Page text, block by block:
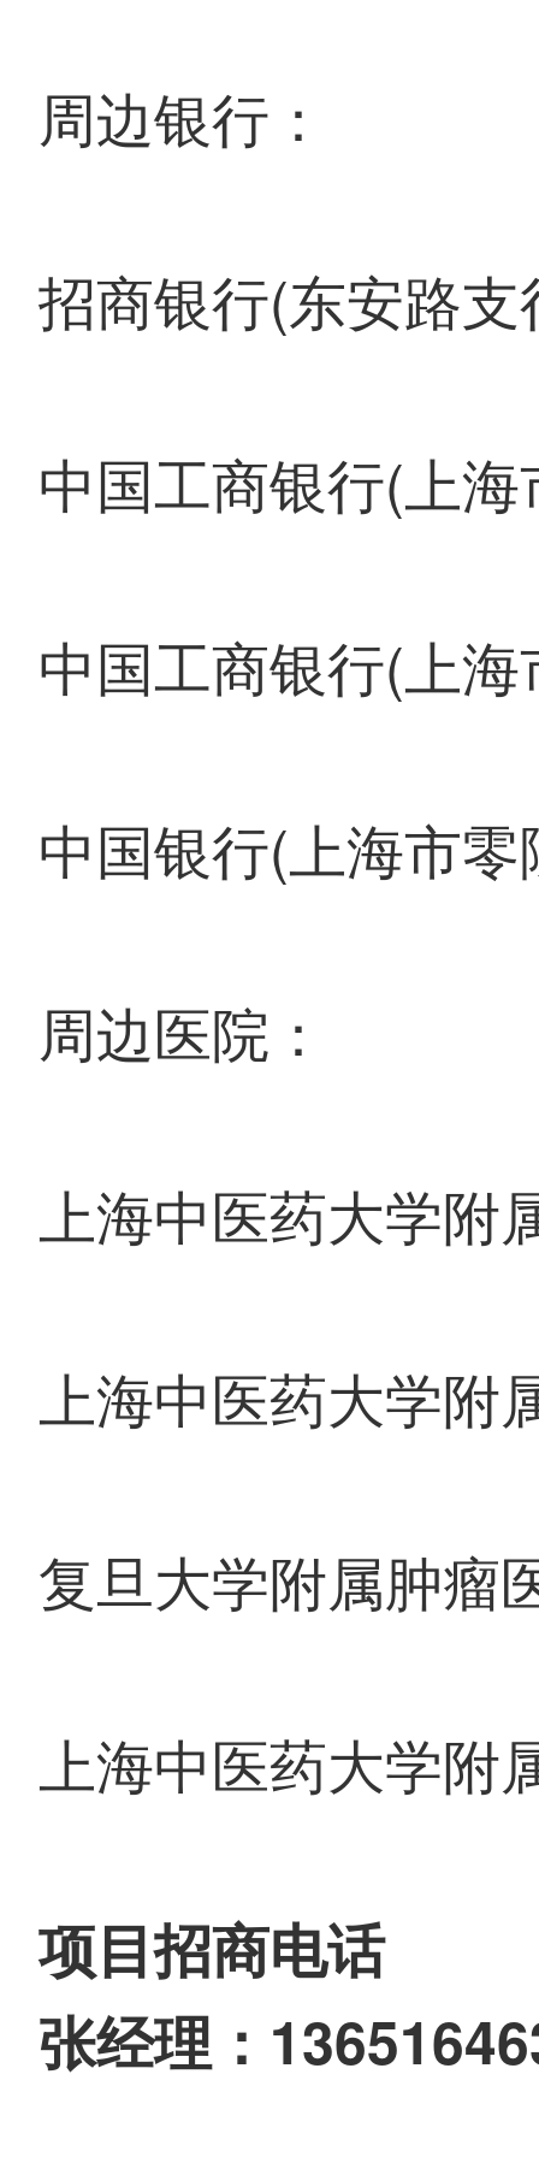
周边银行：
招商银行(东安路支
中国工商银行(上
中国工商银行(上
中国银行(上海市
周边医院：
上海中医药大学附
上海中医药大学附
复旦大学附属肿瘤
上海中医药大学附
项目招商电话
张经理：